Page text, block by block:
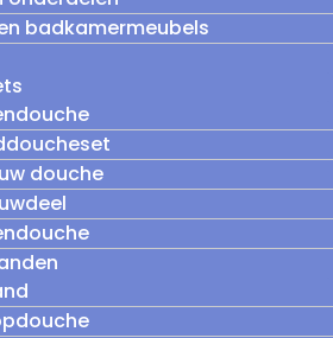
badkamermeubels
douche